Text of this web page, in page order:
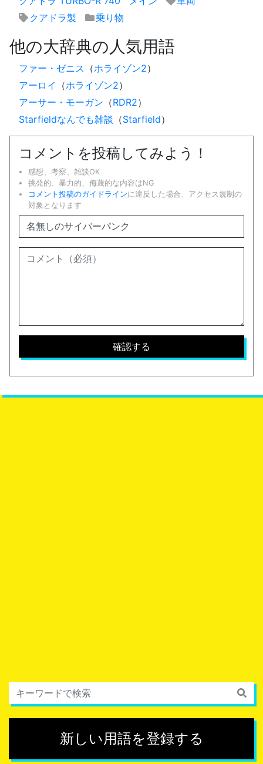
クアドラ製
乗り物
他の大辞典の人気用語
ファー・ゼニス （ホライゾン2）
アーロイ
（ホライゾン2）
アーサー・モーガン （RDR2）
Starfieldなんでも雑談 （Starfield）
コメントを投稿してみよう！
感想、考察、雑談OK
挑発的、暴力的、侮蔑的な内容はNG
コメント投稿のガイドラインに違反した場合、アクセス規制の
対象となります
新しい用語を登録する